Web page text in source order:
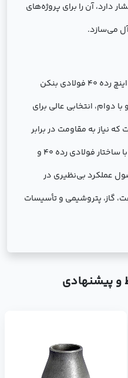
دارد، آن را برای پروژه‌های
می‌سازد.
تبدیل جوشی 90 درجه سایز 1/2*2 اینچ رده 40 فولادی بنکن
دوام، انتخابی عالی برای
به مقاومت در برابر
فشارهای بالا و دماهای زیاد دارند. با ساختار فولادی رده 40 و
عملکرد بی‌نظیری در
گاز، پتروشیمی و تأسیسات
و پیشنهادی